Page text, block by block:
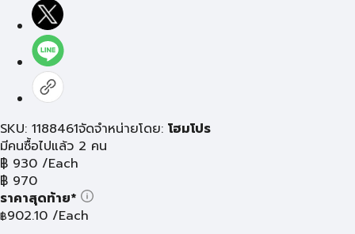
SKU: 1188461จัดจำหน่ายโดย: โฮมโปร
มีคนซื้อไปแล้ว 2 คน
฿ 930 /Each
฿ 970
ราคาสุดท้าย*
฿902.10 /Each